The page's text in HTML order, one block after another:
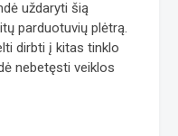
uždaryti šią
parduotuvių plėtrą.
dirbti į kitas tinklo
nebetęsti veiklos